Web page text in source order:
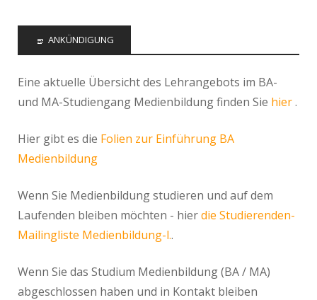
ANKÜNDIGUNG
Eine aktuelle Übersicht des Lehrangebots im BA-
und MA-Studiengang Medienbildung finden Sie hier.
Hier gibt es die Folien zur Einführung BA
Medienbildung
Wenn Sie Medienbildung studieren und auf dem
Laufenden bleiben möchten - hierdie Studierenden-
Mailingliste Medienbildung-l..
Wenn Sie das Studium Medienbildung (BA / MA)
abgeschlossen haben und in Kontakt bleiben